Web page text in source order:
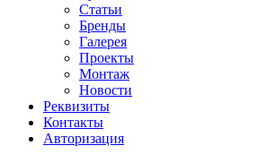
Статьи
Бренды
Галерея
Проекты
Монтаж
Новости
Реквизиты
Контакты
Авторизация